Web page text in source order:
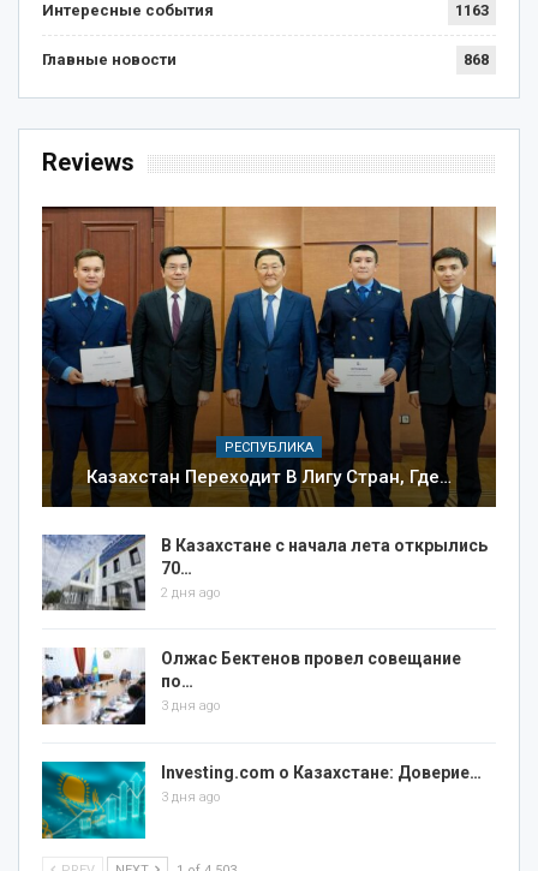
Интересные события 1163
Главные новости 868
Reviews
РЕСПУБЛИКА
Казахстан Переходит В Лигу Стран, Где…
В Казахстане с начала лета открылись
70…
2 дня ago
Олжас Бектенов провел совещание
по…
3 дня ago
Investing.com о Казахстане: Доверие…
3 дня ago